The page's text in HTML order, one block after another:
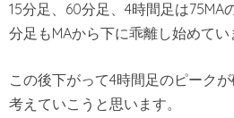
15分足、60分足、4時間足は75MA
分足もMAから下に乖離し始めてい
この後下がって4時間足のピーク
考えていこうと思います。